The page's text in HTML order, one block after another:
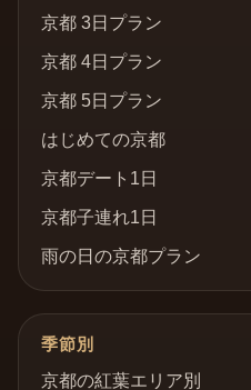
京都 3日プラン
京都 4日プラン
京都 5日プラン
はじめての京都
京都デート1日
京都子連れ1日
雨の日の京都プラン
季節別
京都の紅葉エリア別